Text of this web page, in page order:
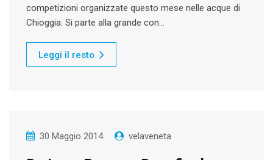
competizioni organizzate questo mese nelle acque di
Chioggia. Si parte alla grande con…
Leggi il resto
30 Maggio 2014 velaveneta